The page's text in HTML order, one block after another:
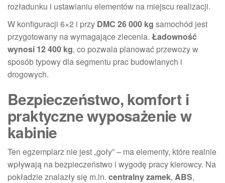
rozładunku i ustawianiu elementów na miejscu realizacji.
W konfiguracji 6×2 i przy DMC 26 000 kg samochód jest
przygotowany na wymagające zlecenia. Ładowność
wynosi 12 400 kg, co pozwala planować przewozy w
sposób typowy dla segmentu prac budowlanych i
drogowych.
Bezpieczeństwo, komfort i
praktyczne wyposażenie w
kabinie
Ten egzemplarz nie jest „goły” – ma elementy, które realnie
wpływają na bezpieczeństwo i wygodę pracy kierowcy. Na
pokładzie znalazły się m.in. centralny zamek, ABS,